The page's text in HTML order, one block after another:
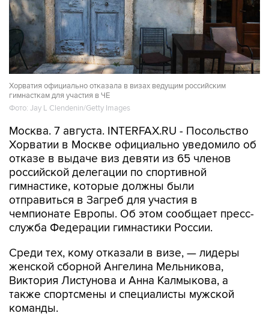
Хорватия официально отказала в визах ведущим российским
гимнасткам для участия в ЧЕ
Фото: Jay L Clendenin/Getty Images
Москва. 7 августа. INTERFAX.RU - Посольство
Хорватии в Москве официально уведомило об
отказе в выдаче виз девяти из 65 членов
российской делегации по спортивной
гимнастике, которые должны были
отправиться в Загреб для участия в
чемпионате Европы. Об этом сообщает пресс-
служба Федерации гимнастики России.
Среди тех, кому отказали в визе, — лидеры
женской сборной Ангелина Мельникова,
Виктория Листунова и Анна Калмыкова, а
также спортсмены и специалисты мужской
команды.